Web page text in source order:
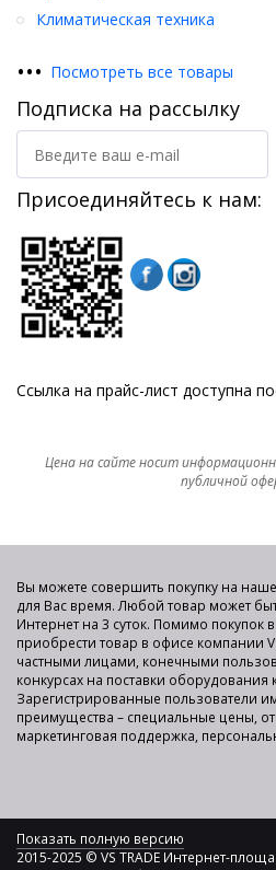
Климатическая техника
••• Посмотреть все товары
Подписка на рассылку
Присоединяйтесь к нам:
Ссылка на прайс-лист доступна
Цена на сайте носит
публичной
Вы можете совершить покупку на
для Вас время. Любой товар может
Интернет на 3 суток. Помимо покупок
приобрести товар в офисе компании
частными лицами, конечными
конкурсах на поставки
Зарегистрированные пользователи
преимущества – специальные цены,
маркетинговая поддержка,
Показать полную версию
2015-2025 © VS TRADE Интернет-